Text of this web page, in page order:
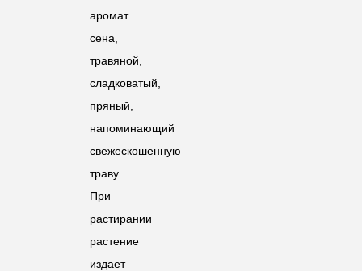
аромат
сена,
травяной,
сладковатый,
пряный,
напоминающий
свежескошенную
траву.
При
растирании
растение
издает